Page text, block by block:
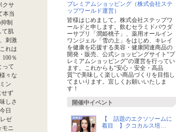
クサ
本当
制
て肌
刺激
れは
％
って
々な
ン
せず
しさ
日
ゼ
モニ
プレミアムショッピング（株式会社ステ
ップワールド運営）
皆様はじめまして。株式会社ステップワ
ールドと申します。飲むセラミドパウダ
ーサプリ「潤姫桃子」、薬用オールイン
ワンジェル「雪の上」をはじめ、キレイ
を健康を応援する美容・健康関連商品の
開発・販売、公式ショッピングサイト“プ
レミアムショッピング”の運営を行ってい
ます。これからも“安心・安全・高品
質”で美味しく楽しい商品づくりを目指し
てまいります。宜しくお願いいたしま
す！
開催中イベント
【 話題のエクソソームに
着目 】クコカルス培…